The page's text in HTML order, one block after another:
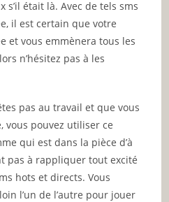
était là. Avec de tels sms
il est certain que votre
et vous emmènera tous les
n’hésitez pas à les
pas au travail et que vous
vous pouvez utiliser ce
qui est dans la pièce d’à
pas à rappliquer tout excité
hots et directs. Vous
l’un de l’autre pour jouer